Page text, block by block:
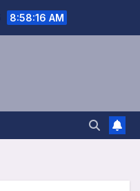
8:58:17 AM